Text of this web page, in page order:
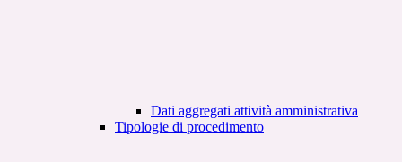
Dati aggregati attività amministrativa
Tipologie di procedimento